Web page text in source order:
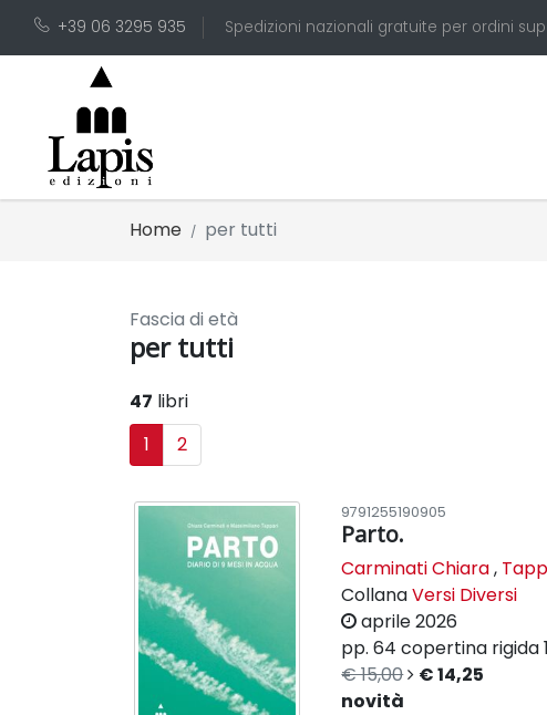
+39 06 3295 935 Spedizioni nazionali gratuite per ordini
Home per tutti
Fascia di età
per tutti
47 libri
1
2
9791255190905
Parto.
Carminati Chiara,
CollanaVersi Diversi
aprile 2026
pp. 64 copertina rigida
€ 15,00
€ 14,25
novità